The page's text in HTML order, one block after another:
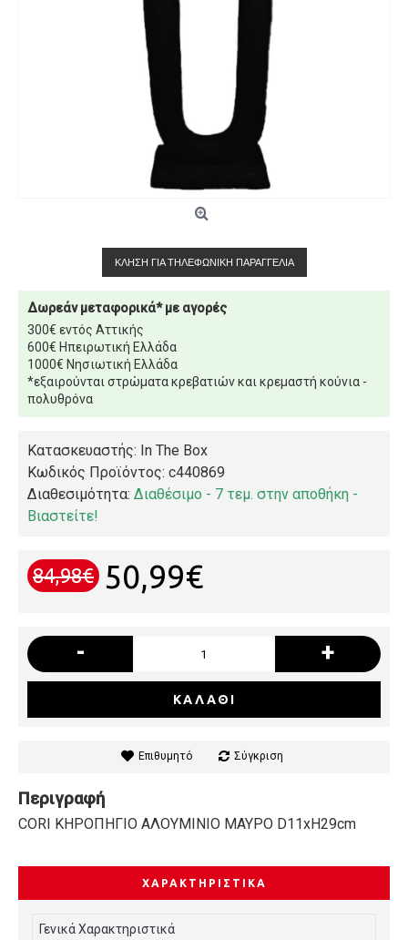
ΚΛΉΣΗ ΓΙΑ ΤΗΛΕΦΩΝΙΚΉ ΠΑΡΑΓΓΕΛΊΑ
Δωρεάν μεταφορικά* με αγορές
300€ εντός Αττικής
600€ Ηπειρωτική Ελλάδα
1000€ Νησιωτική Ελλάδα
*εξαιρούνται στρώματα κρεβατιών και κρεμαστή κούνια -
πολυθρόνα
Κατασκευαστής: In The Box
Κωδικός Προϊόντος: c440869
Διαθεσιμότητα: Διαθέσιμο - 7 τεμ. στην αποθήκη -
Βιαστείτε!
84,98€ 50,99€
- +
ΚΑΛΆΘΙ
Επιθυμητό Σύγκριση
Περιγραφή
CORI ΚΗΡΟΠΗΓΙΟ ΑΛΟΥΜΙΝΙΟ ΜΑΥΡΟ D11xH29cm
ΧΑΡΑΚΤΗΡΙΣΤΙΚΆ
Γενικά Χαρακτηριστικά